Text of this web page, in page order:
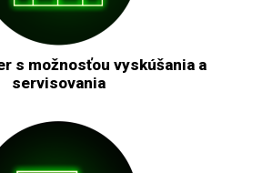
s možnosťou vyskúšania a
servisovania